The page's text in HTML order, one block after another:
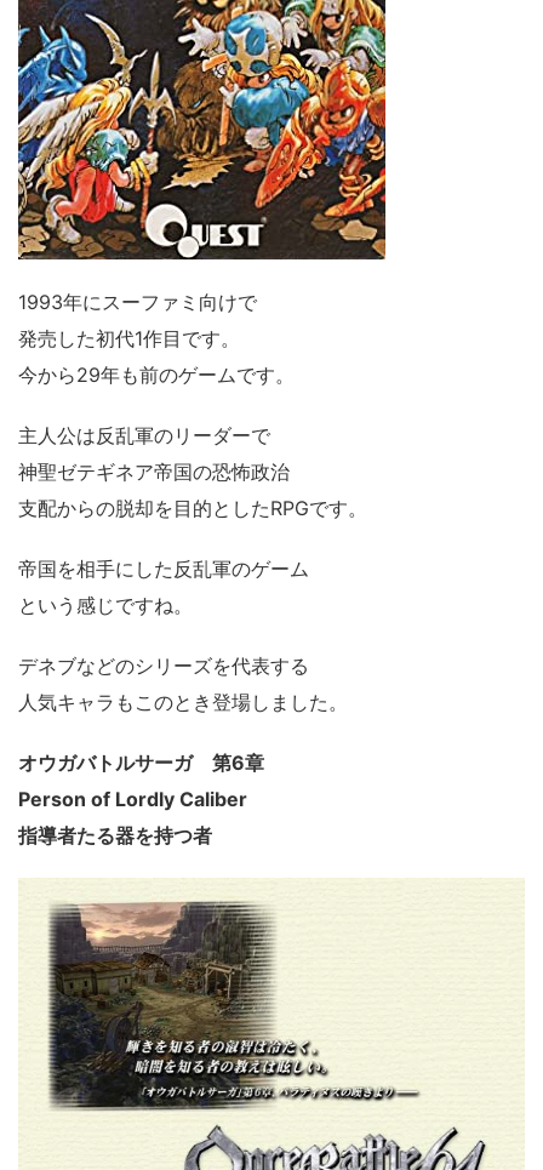
1993年にスーファミ向けで
発売した初代1作目です。
今から29年も前のゲームです。
主人公は反乱軍のリーダーで
神聖ゼテギネア帝国の恐怖政治
支配からの脱却を目的としたRPGです。
帝国を相手にした反乱軍のゲーム
という感じですね。
デネブなどのシリーズを代表する
人気キャラもこのとき登場しました。
オウガバトルサーガ 第6章
Person of Lordly Caliber
指導者たる器を持つ者